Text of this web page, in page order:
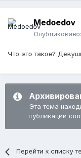
Medoedov
Опубликовано:
Что это такое?
Эта тема
публикации
Перейти к списку